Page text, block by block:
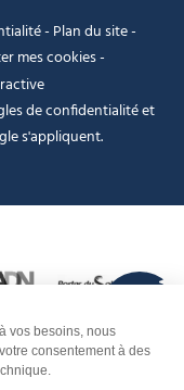
- Plan du site-
mes cookies-
de confidentialitéet
s'appliquent.
FANFOUÉ